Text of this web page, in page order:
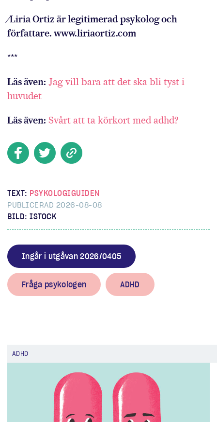
⁄Liria Ortiz är legitimerad psykolog och
författare. www.liriaortiz.com
***
Läs även: Jag vill bara att det ska bli tyst i
huvudet
Läs även: Svårt att ta körkort med adhd?
TEXT: PSYKOLOGIGUIDEN
PUBLICERAD 2026-08-08
BILD: ISTOCK
Ingår i utgåvan 2026/0405
Fråga psykologen ADHD
ADHD